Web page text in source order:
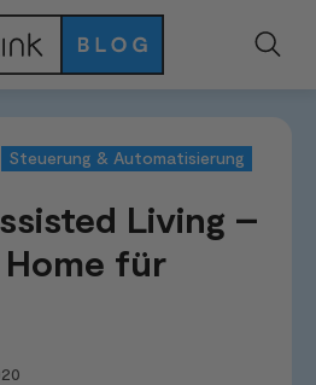
Steuerung & Automatisierung
Living –
für